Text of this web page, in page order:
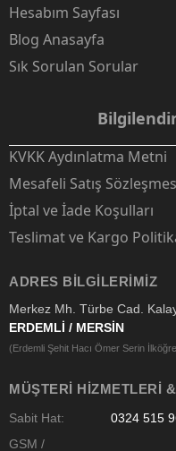
Hesabım Sayfası
Blog Anasayfa
Sık Sorulan Sorular
KVKK Aydınlatma Metni
Mesafeli Satış
İptal ve İade Koşulları
Teslimat ve Kargo
ADRES BILGILERIMIZ
Merkez Mh. Türbe Cad.
ERDEMLİ / MERSİN
(Erdemli Şehit Hacı Ömer Serin
MÜŞTERI HIZMETLERI
Sabit Hat:
0324 515
GSM /